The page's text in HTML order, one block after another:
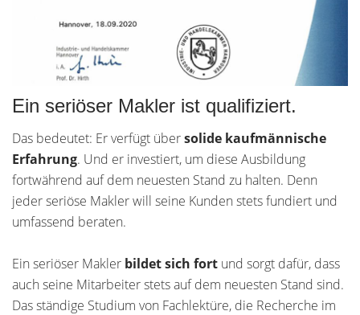
Ein seriöser Makler ist qualifiziert.
Das bedeutet: Er verfügt übersolide kaufmännische
Erfahrung. Und er investiert, um diese Ausbildung
fortwährend auf dem neuesten Stand zu halten. Denn
jeder seriöse Makler will seine Kunden stets fundiert und
umfassend beraten.
Ein seriöser Makler bildet sich fort und sorgt dafür, dass
auch seine Mitarbeiter stets auf dem neuesten Stand sind.
Das ständige Studium von Fachlektüre, die Recherche im